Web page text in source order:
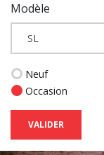
Modèle
SL
Neuf
Occasion
VALIDER